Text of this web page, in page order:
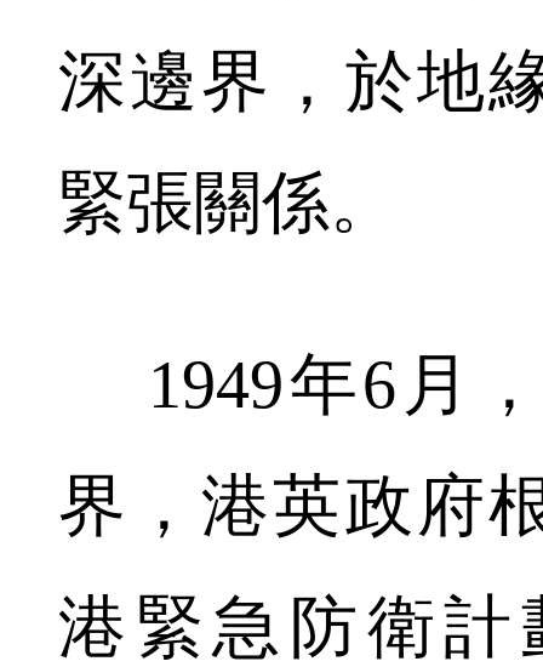
深邊界，於地
緊張關係。
1949年6月
界，港英政府
港緊急防衛